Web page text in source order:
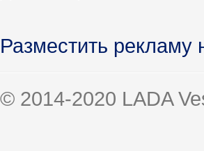
Разместить рекламу
© 2014-2020 LADA